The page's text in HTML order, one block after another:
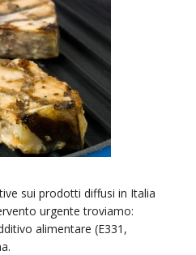
sui prodotti diffusi in Italia
urgente troviamo:
alimentare (E331,